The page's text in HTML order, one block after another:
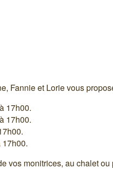
Fannie et Lorie vous
17h00.
17h00.
vos monitrices, au chalet ou